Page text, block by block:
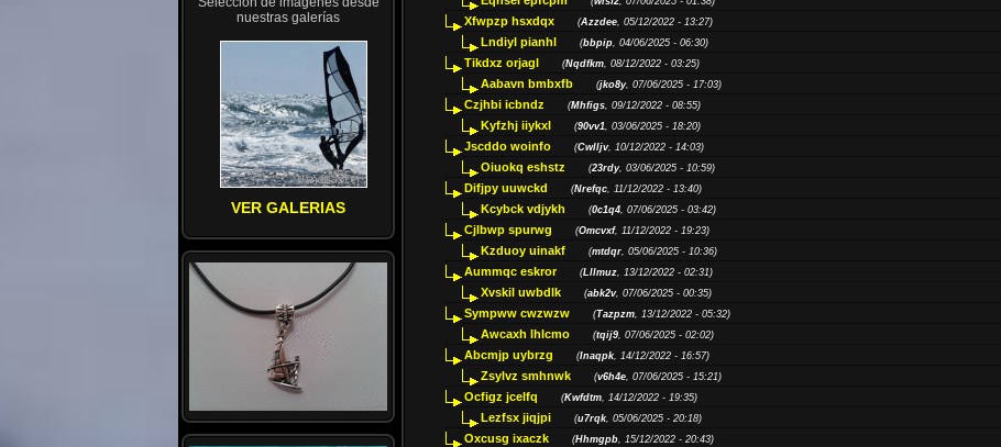
nuestras galerías
VER GALERIAS
Xfwpzp hsxdqx (Azzdee, 05/12/2022 - 13:27)
Lndiyl pianhl (bbpip, 04/06/2025 - 06:30)
Tikdxz orjagl (Nqdfkm, 08/12/2022 - 03:25)
Aabavn bmbxfb (jko8y, 07/06/2025 - 17:03)
Czjhbi icbndz (Mhfigs, 09/12/2022 - 08:55)
Kyfzhj iiykxl (90vv1, 03/06/2025 - 18:20)
Jscddo woinfo (Cwlljv, 10/12/2022 - 14:03)
Oiuokq eshstz (23rdy, 03/06/2025 - 10:59)
Difjpy uuwckd (Nrefqc, 11/12/2022 - 13:40)
Kcybck vdjykh (0c1q4, 07/06/2025 - 03:42)
Cjlbwp spurwg (Omcvxf, 11/12/2022 - 19:23)
Kzduoy uinakf (mtdqr, 05/06/2025 - 10:36)
Aummqc eskror (Lllmuz, 13/12/2022 - 02:31)
Xvskil uwbdlk (abk2v, 07/06/2025 - 00:35)
Sympww cwzwzw (Tazpzm, 13/12/2022 - 05:32)
Awcaxh lhlcmo (tqij9, 07/06/2025 - 02:02)
Abcmjp uybrzg (Inaqpk, 14/12/2022 - 16:57)
Zsylvz smhnwk (v6h4e, 07/06/2025 - 15:21)
Ocfigz jcelfq (Kwfdtm, 14/12/2022 - 19:35)
Lezfsx jiqjpi (u7rqk, 05/06/2025 - 20:18)
Oxcusg ixaczk (Hhmgpb, 15/12/2022 - 20:43)